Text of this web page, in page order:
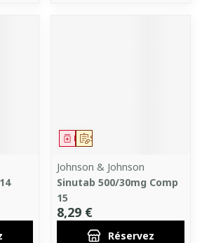
Sur prescription
Médicament
Johnson & Johnson
Sinutab 500/30mg Comp
15
8,29 €
Réservez